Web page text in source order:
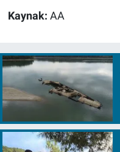
Kaynak: AA